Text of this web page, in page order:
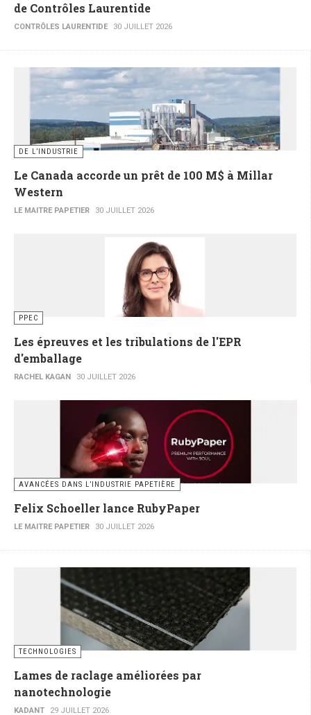
de Contrôles Laurentide
CONTRÔLES LAURENTIDE 30 JUILLET 2026
DE L’INDUSTRIE
Le Canada accorde un prêt de 100 M$ à Millar
Western
LE MAITRE PAPETIER 30 JUILLET 2026
PPEC
Les épreuves et les tribulations de l'EPR
d'emballage
RACHEL KAGAN 30 JUILLET 2026
AVANCÉES DANS L’INDUSTRIE PAPETIÈRE
Felix Schoeller lance RubyPaper
LE MAITRE PAPETIER 30 JUILLET 2026
TECHNOLOGIES
Lames de raclage améliorées par
nanotechnologie
KADANT 29 JUILLET 2026